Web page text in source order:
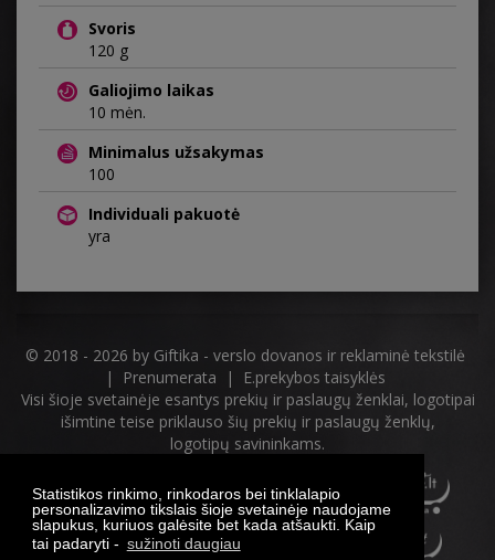
Statistikos rinkimo, rinkodaros bei tinklalapio
personalizavimo tikslais šioje svetainėje naudojame
slapukus, kuriuos galėsite bet kada atšaukti. Kaip
tai padaryti - sužinoti daugiau
Svoris
120 g
Galiojimo laikas
10 mėn.
Minimalus užsakymas
100
Individuali pakuotė
yra
© 2018 - 2026 by Giftika - verslo dovanos ir reklaminė tekstilė
|
Prenumerata |
E.prekybos taisyklės
Visi šioje svetainėje esantys prekių ir paslaugų ženklai, logotipai
išimtine teise priklauso šių prekių ir paslaugų ženklų,
logotipų savininkams.